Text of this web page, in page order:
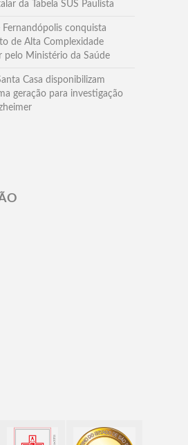
da Tabela SUS Paulista
Fernandópolis conquista
de Alta Complexidade
pelo Ministério da Saúde
Casa disponibilizam
geração para investigação